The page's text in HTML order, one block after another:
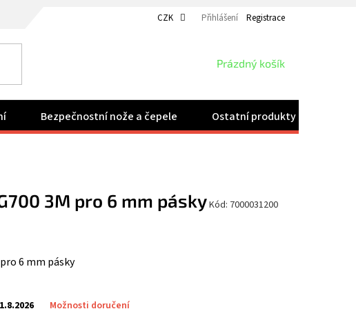
CZK Přihlášení Registrace
NÁKUPNÍ
Prázdný košík
Bezpečnostní nože a čepele Ostatní produkty
Možnosti doručení
6 mm pásky
3M pro 6 mm páskyKód: 7000031200